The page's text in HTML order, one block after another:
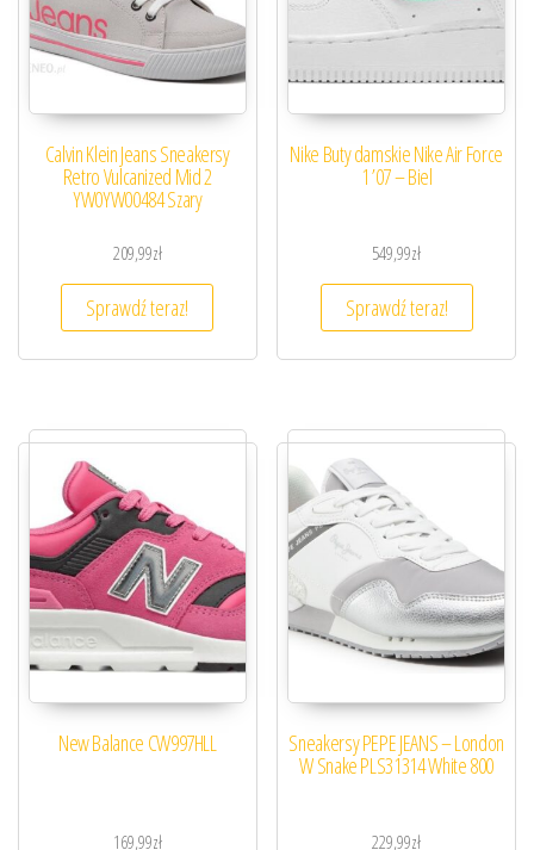
Calvin Klein Jeans Sneakersy
Retro Vulcanized Mid 2
YW0YW00484 Szary
209,99zł
Sprawdź teraz!
Nike Buty damskie Nike Air Force
1 ’07 – Biel
549,99zł
Sprawdź teraz!
New Balance CW997HLL
169,99zł
Sneakersy PEPE JEANS – London
W Snake PLS31314 White 800
229,99zł